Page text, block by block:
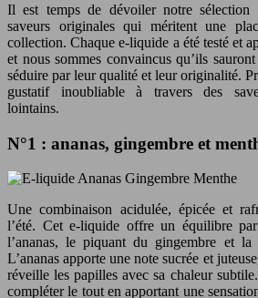
Il est temps de dévoiler notre sélection
saveurs originales qui méritent une
collection. Chaque e-liquide a été testé et
et nous sommes convaincus qu’ils
séduire par leur qualité et leur originalité.
gustatif inoubliable à travers des
lointains.
N°1 : ananas, gingembre et
Une combinaison acidulée, épicée et
l’été. Cet e-liquide offre un équilibre
l’ananas, le piquant du gingembre et
L’ananas apporte une note sucrée et
réveille les papilles avec sa chaleur
compléter le tout en apportant une